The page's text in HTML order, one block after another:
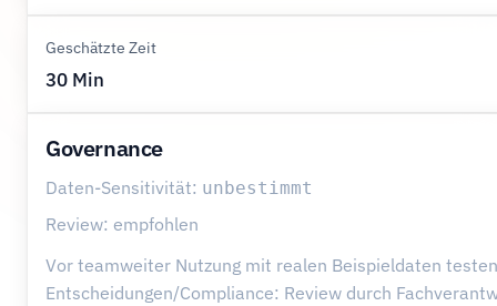
Geschätzte Zeit
30 Min
Governance
Daten-Sensitivität: unbestimmt
Review: empfohlen
Vor teamweiter Nutzung mit realen Beispieldaten
Entscheidungen/Compliance: Review durch